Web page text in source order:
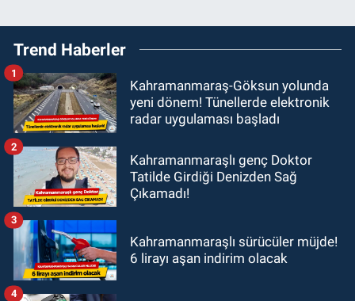
Trend Haberler
Kahramanmaraş-Göksun yolunda
yeni dönem! Tünellerde elektronik
radar uygulaması başladı
1
Kahramanmaraşlı genç Doktor
Tatilde Girdiği Denizden Sağ
Çıkamadı!
2
Kahramanmaraşlı sürücüler müjde!
6 lirayı aşan indirim olacak
3
4